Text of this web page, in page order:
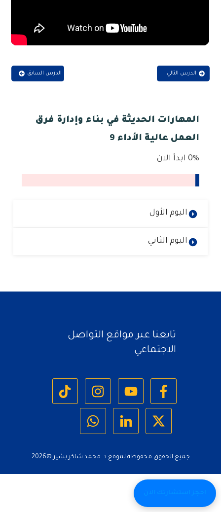
الدرس التالي الدرس السابق
المهارات الحديثة في بناء وإدارة فرق
العمل عالية الأداء 9
0% ابدأ الان
اليوم الأول
اليوم الثاني
تابعنا عبر مواقع التواصل
الاجتماعي
جميع الحقوق محفوظة لموقع د. محمد شاكر بشير ©2026
احجز استشارتك الآن